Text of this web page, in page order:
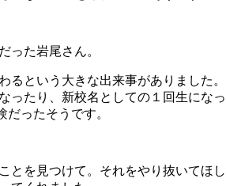
った岩尾さん。
るという大きな出来事がありました。
ったり、新校名としての１回生になっ
ったそうです。
とを見つけて。それをやり抜いてほし